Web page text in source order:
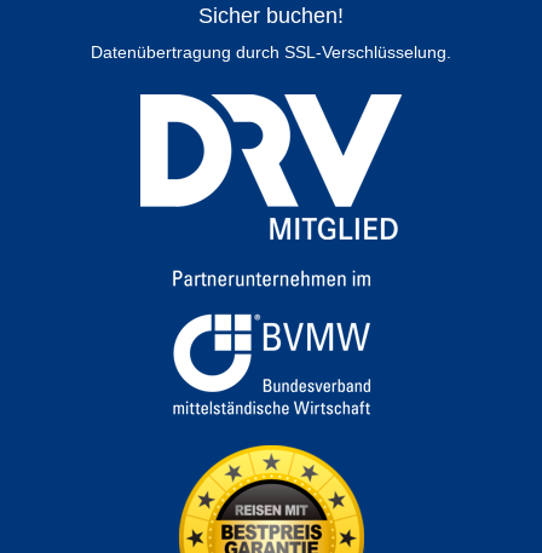
Sicher buchen!
Datenübertragung durch SSL-Verschlüsselung.